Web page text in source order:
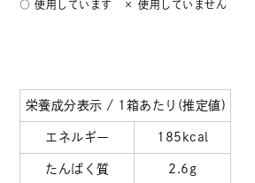
○ 使用しています × 使用していません
栄養成分表示 / 1箱あたり(推定値)
エネルギー 185kcal
たんぱく質 2.6g